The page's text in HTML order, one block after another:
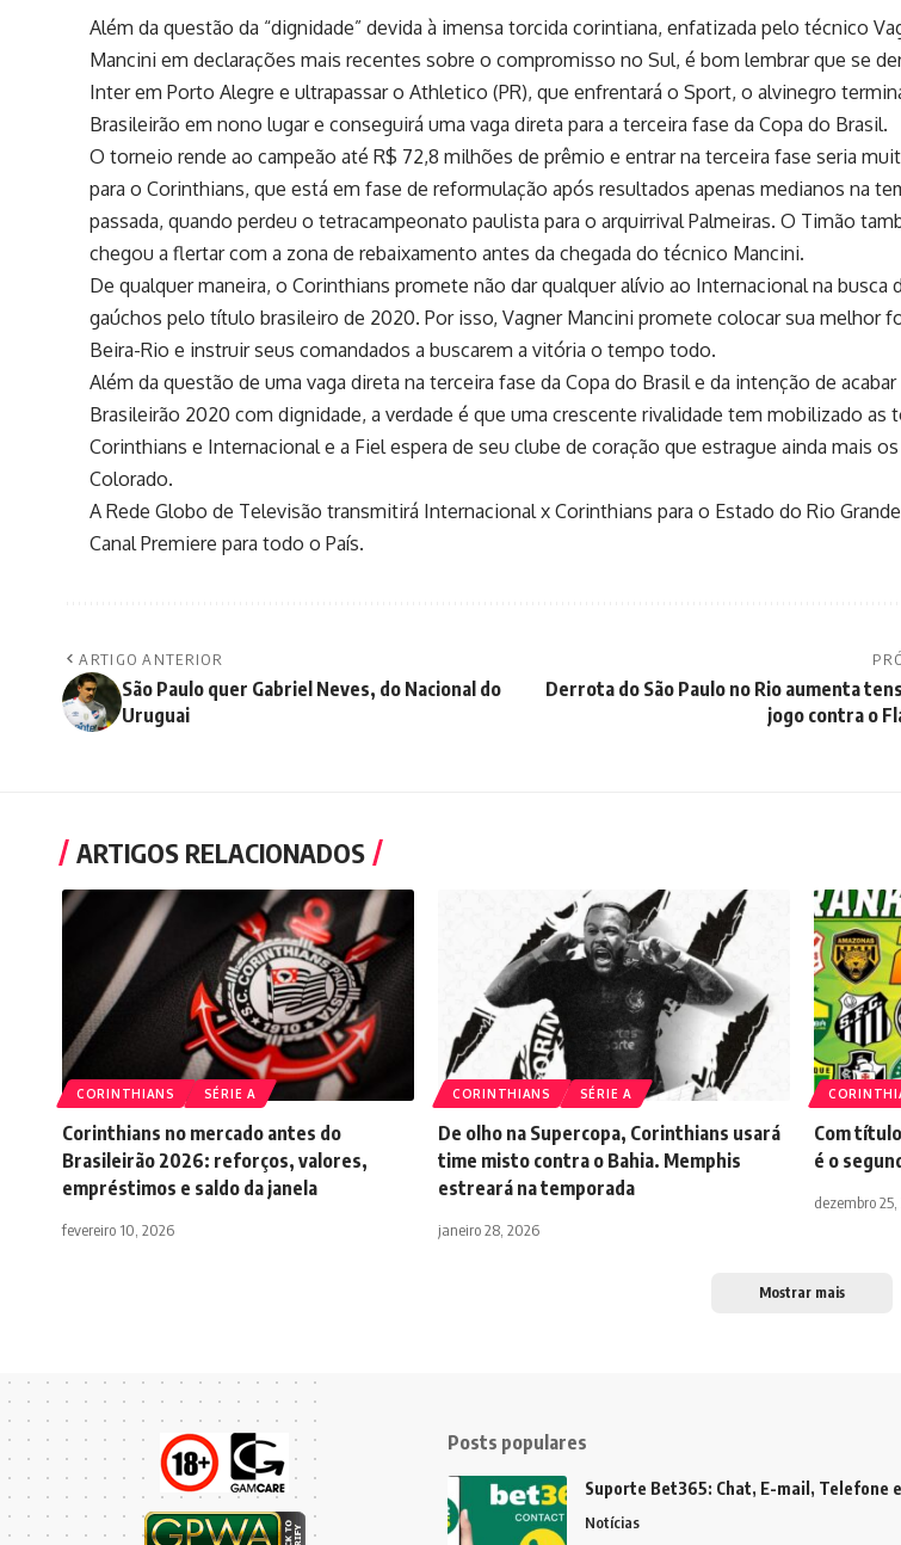
Além da questão da “dignidade” devida à imensa torcida corintiana, enfatizada pelo técnico
Mancini em declarações mais recentes sobre o compromisso no Sul, é bom lembrar que se
Inter em Porto Alegre e ultrapassar o Athletico (PR), que enfrentará o Sport, o alvinegro
Brasileirão em nono lugar e conseguirá uma vaga direta para a terceira fase da Copa do Brasil.
O torneio rende ao campeão até R$ 72,8 milhões de prêmio e entrar na terceira fase seria
para o Corinthians, que está em fase de reformulação após resultados apenas medianos na
passada, quando perdeu o tetracampeonato paulista para o arquirrival Palmeiras. O Timão
chegou a flertar com a zona de rebaixamento antes da chegada do técnico Mancini.
De qualquer maneira, o Corinthians promete não dar qualquer alívio ao Internacional na busca
gaúchos pelo título brasileiro de 2020. Por isso, Vagner Mancini promete colocar sua melhor
Beira-Rio e instruir seus comandados a buscarem a vitória o tempo todo.
Além da questão de uma vaga direta na terceira fase da Copa do Brasil e da intenção de acabar
Brasileirão 2020 com dignidade, a verdade é que uma crescente rivalidade tem mobilizado as
Corinthians e Internacional e a Fiel espera de seu clube de coração que estrague ainda mais
Colorado.
A Rede Globo de Televisão transmitirá Internacional x Corinthians para o Estado do Rio
Canal Premiere para todo o País.
ARTIGO ANTERIOR
São Paulo quer Gabriel Neves, do Nacional do
Uruguai
Derrota do São Paulo no Rio aumenta
jogo contra o
ARTIGOS RELACIONADOS
CORINTHIANS SÉRIE A
Corinthians no mercado antes do
Brasileirão 2026: reforços, valores,
empréstimos e saldo da janela
fevereiro 10, 2026
CORINTHIANS SÉRIE A
De olho na Supercopa, Corinthians usará
time misto contra o Bahia. Memphis
estreará na temporada
janeiro 28, 2026
Com
é o
dezembro
Mostrar mais
Posts populares
Suporte Bet365: Chat, E-mail, Telefone
Notícias